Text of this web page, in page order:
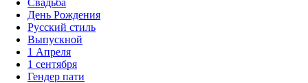
Свадьба
День Рождения
Русский стиль
Выпускной
1 Апреля
1 сентября
Гендер пати